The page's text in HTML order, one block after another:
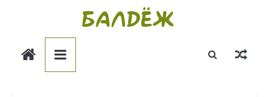
Балдёж